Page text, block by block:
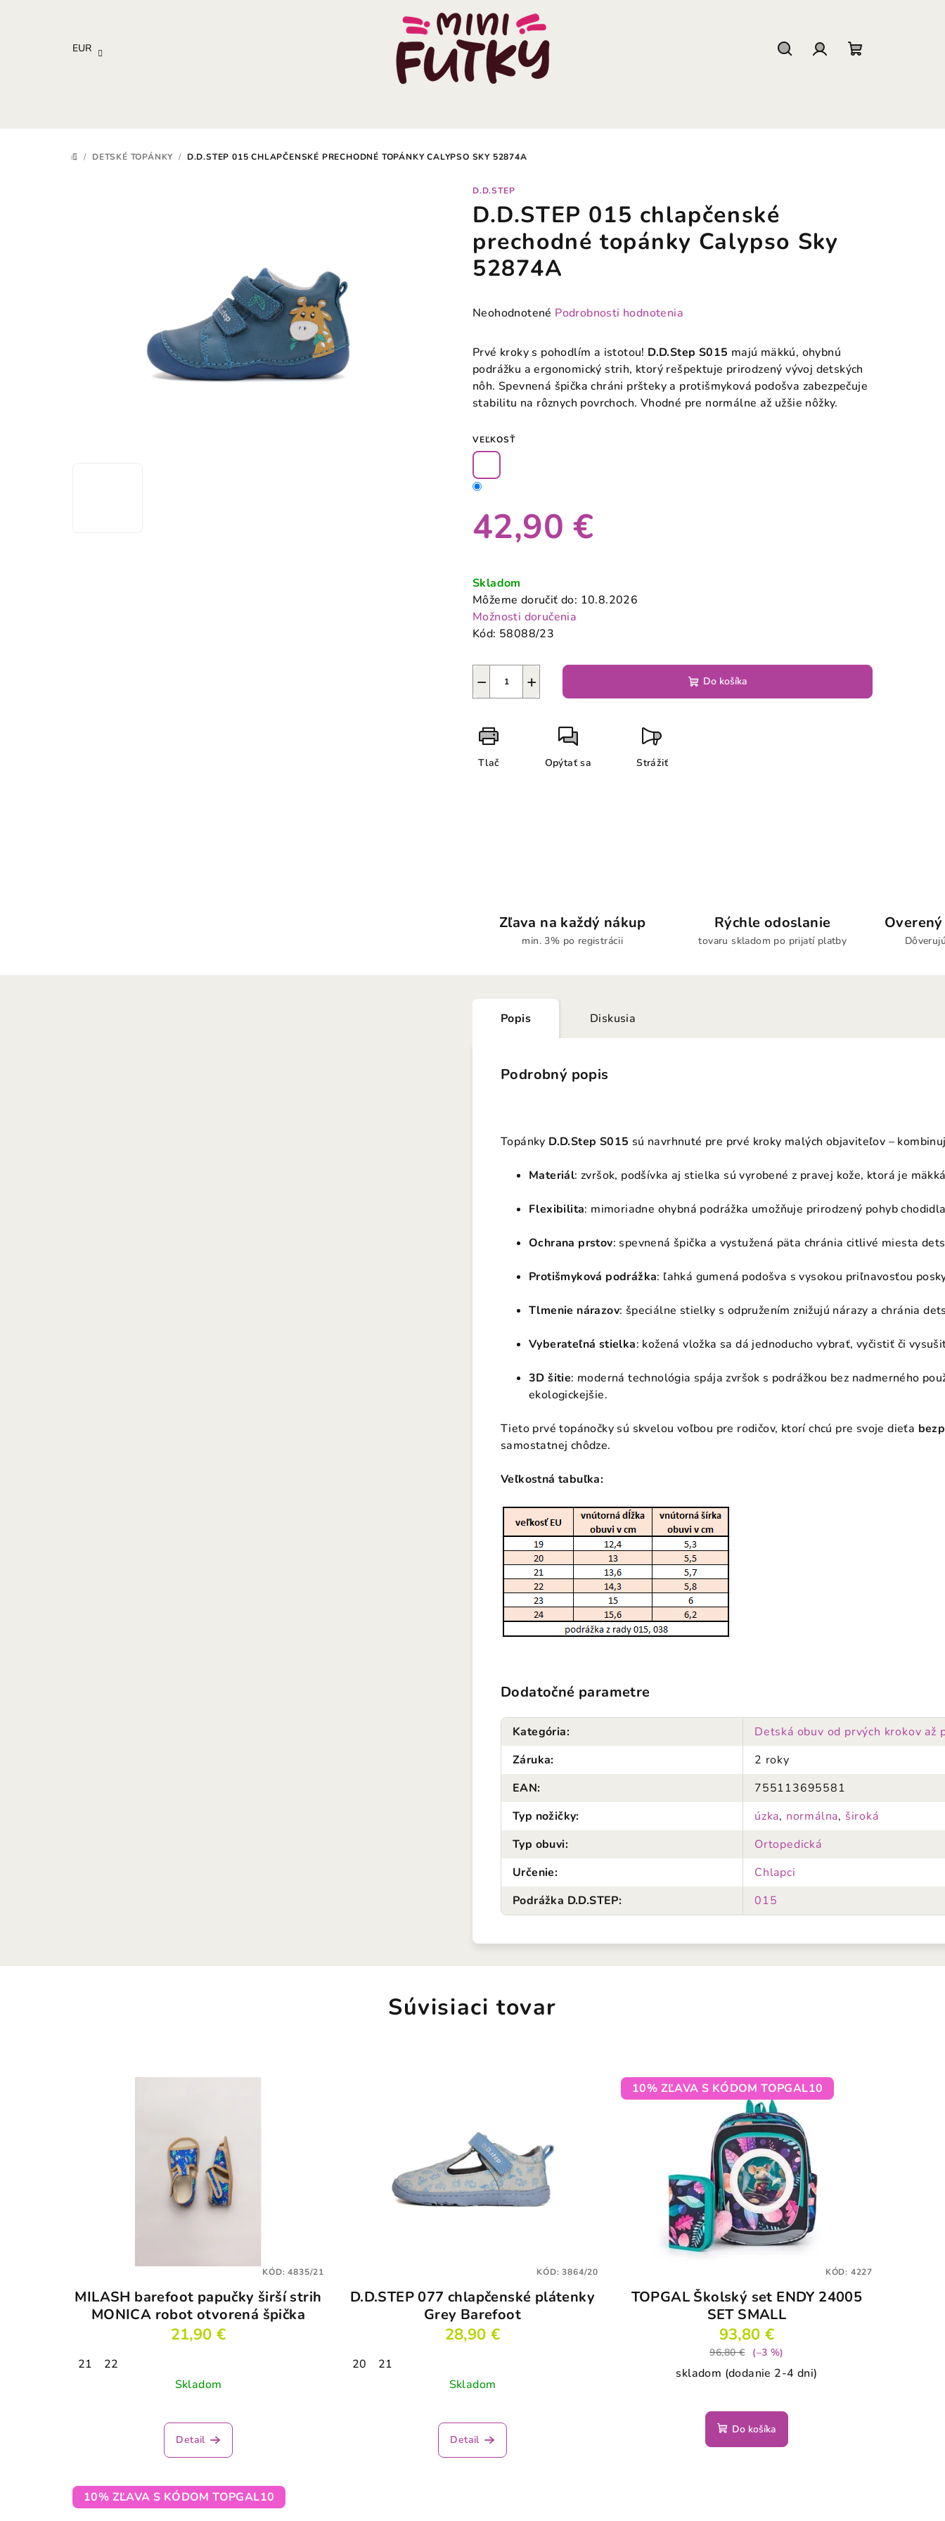
EUR
DOMOV
/ DETSKÉ TOPÁNKY / D.D.STEP 015 CHLAPČENSKÉ PRECHODNÉ TOPÁNKY CALYPSO SKY 52874A
D.D.STEP
D.D.STEP 015 chlapčenské
prechodné topánky Calypso Sky
52874A
Priemerné
produktu
0,0
hviezdičiek.
Neohodnotené Podrobnosti hodnotenia
Prvé kroky s pohodlím a istotou! D.D.Step S015 majú mäkkú, ohybnú
podrážku a ergonomický strih, ktorý rešpektuje prirodzený vývoj detských
nôh. Spevnená špička chráni pršteky a protišmyková podošva zabezpečuje
stabilitu na rôznych povrchoch. Vhodné pre normálne až užšie nôžky.
VEĽKOSŤ
42,90 €
cena:
Skladom
Môžeme doručiť do: 10.8.2026
Možnosti doručenia
Kód: 58088/23
+
− Do košíka
Tlač Opýtať sa Strážiť
Zľava na každý nákup
min. 3% po registrácii
Rýchle odoslanie
tovaru skladom po prijatí platby
Popis Diskusia
Podrobný popis
Topánky D.D.Step S015 sú navrhnuté pre prvé kroky malých objaviteľov –
Materiál: zvršok, podšívka aj stielka sú vyrobené z pravej kože, ktorá je
Flexibilita: mimoriadne ohybná podrážka umožňuje prirodzený pohyb
Ochrana prstov: spevnená špička a vystužená päta chránia citlivé miesta
Protišmyková podrážka: ľahká gumená podošva s vysokou priľnavosťou
Tlmenie nárazov: špeciálne stielky s odpružením znižujú nárazy a chránia
Vyberateľná stielka: kožená vložka sa dá jednoducho vybrať, vyčistiť či
3D šitie: moderná technológia spája zvršok s podrážkou bez nadmerného
ekologickejšie.
Tieto prvé topánočky sú skvelou voľbou pre rodičov, ktorí chcú pre svoje dieťa
samostatnej chôdze.
Veľkostná tabuľka:
Dodatočné parametre
Kategória:
Detská obuv od prvých krokov až
Záruka:
2 roky
EAN:
755113695581
Typ nožičky: úzka, normálna, široká
Typ obuvi:
Ortopedická
Určenie:
Chlapci
Podrážka D.D.STEP: 015
Súvisiaci tovar
MILASH barefoot papučky širší strih
MONICA robot otvorená špička
21,90 €
21
22
Skladom
hodnotenie
produktu
je
z
5
Detail
KÓD:4835/21
D.D.STEP 077 chlapčenské plátenky
Grey Barefoot
28,90 €
20
21
Skladom
Detail
KÓD:3864/20
10% ZĽAVA S KÓDOM TOPGAL10
TOPGAL Školský set ENDY 24005
SET SMALL
93,80 €
96,80 € (–3 %)
skladom (dodanie 2-4 dni)
Do košíka
KÓD: 4227
10% ZĽAVA S KÓDOM TOPGAL10